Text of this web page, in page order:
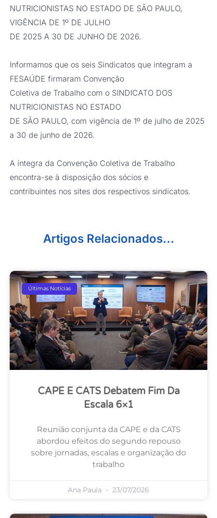
NUTRICIONISTAS NO ESTADO DE SÃO PAULO,
VIGÊNCIA DE 1º DE JULHO
DE 2025 A 30 DE JUNHO DE 2026.
Informamos que os seis Sindicatos que integram a
FESAÚDE firmaram Convenção
Coletiva de Trabalho com o SINDICATO DOS
NUTRICIONISTAS NO ESTADO
DE SÃO PAULO, com vigência de 1º de julho de 2025
a 30 de junho de 2026.
A íntegra da Convenção Coletiva de Trabalho
encontra-se à disposição dos sócios e
contribuintes nos sites dos respectivos sindicatos.
Artigos Relacionados...
Últimas Notícias
CAPE E CATS Debatem Fim Da
Escala 6×1
Reunião conjunta da CAPE e da CATS
abordou efeitos do segundo repouso
sobre jornadas, escalas e organização do
trabalho
Ana Paula 23/07/2026